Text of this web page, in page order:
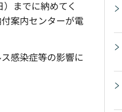
までに納めてく
案内センターが電
感染症等の影響に